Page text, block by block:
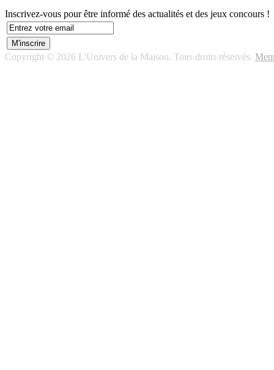
Inscrivez-vous pour être informé des actualités et des jeux concours !
Copyright © 2026 L'Univers de la Maison. Tous droits réservés.